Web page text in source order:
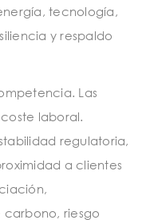
tecnología,
y respaldo
Las
laboral.
regulatoria,
a clientes
carbono, riesgo